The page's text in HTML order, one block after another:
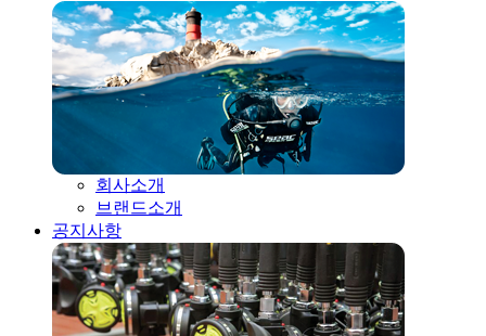
회사소개
브랜드소개
공지사항